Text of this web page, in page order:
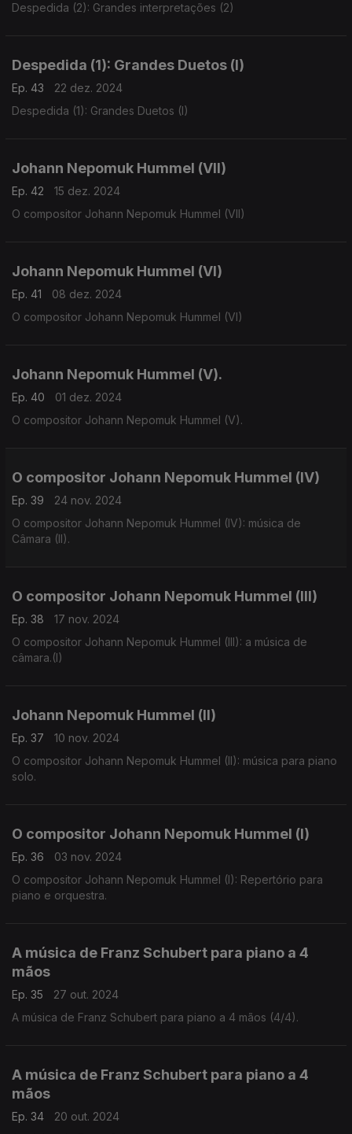
Despedida (2): Grandes interpretações (2)
Despedida (1): Grandes Duetos (I)
Ep. 43
22 dez. 2024
Despedida (1): Grandes Duetos (I)
Johann Nepomuk Hummel (VII)
Ep. 42
15 dez. 2024
O compositor Johann Nepomuk Hummel (VII)
Johann Nepomuk Hummel (VI)
Ep. 41
08 dez. 2024
O compositor Johann Nepomuk Hummel (VI)
Johann Nepomuk Hummel (V).
Ep. 40
01 dez. 2024
O compositor Johann Nepomuk Hummel (V).
O compositor Johann Nepomuk Hummel (IV)
Ep. 39
24 nov. 2024
O compositor Johann Nepomuk Hummel (IV): música de
Câmara (II).
O compositor Johann Nepomuk Hummel (III)
Ep. 38
17 nov. 2024
O compositor Johann Nepomuk Hummel (III): a música de
câmara.(I)
Johann Nepomuk Hummel (II)
Ep. 37
10 nov. 2024
O compositor Johann Nepomuk Hummel (II): música para piano
solo.
O compositor Johann Nepomuk Hummel (I)
Ep. 36
03 nov. 2024
O compositor Johann Nepomuk Hummel (I): Repertório para
piano e orquestra.
A música de Franz Schubert para piano a 4
mãos
Ep. 35
27 out. 2024
A música de Franz Schubert para piano a 4 mãos (4/4).
A música de Franz Schubert para piano a 4
mãos
Ep. 34
20 out. 2024